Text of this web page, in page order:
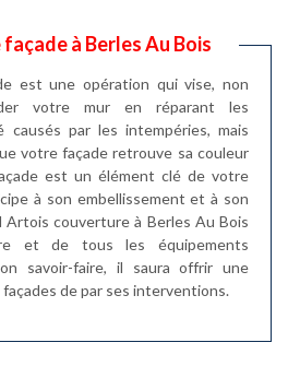
à Berles Au Bois
est une opération qui vise, non
votre mur en réparant les
par les intempéries, mais
votre façade retrouve sa couleur
est un élément clé de votre
à son embellissement et à son
Artois couverture à Berles Au Bois
et de tous les équipements
savoir-faire, il saura offrir une
de par ses interventions.